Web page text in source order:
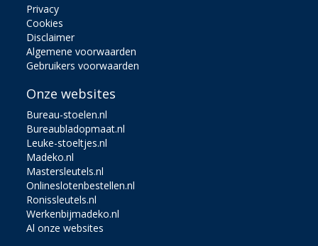
Privacy
Cookies
Disclaimer
Algemene voorwaarden
Gebruikers voorwaarden
Onze websites
Bureau-stoelen.nl
Bureaubladopmaat.nl
Leuke-stoeltjes.nl
Madeko.nl
Mastersleutels.nl
Onlineslotenbestellen.nl
Ronissleutels.nl
Werkenbijmadeko.nl
Al onze websites